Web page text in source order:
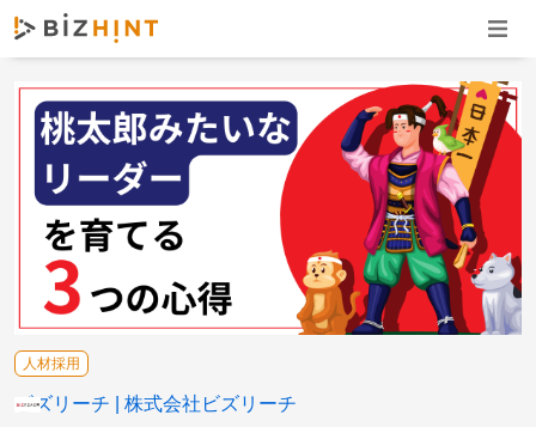
ナビ
人材採用
ビズリーチ 株式会社ビズリーチ